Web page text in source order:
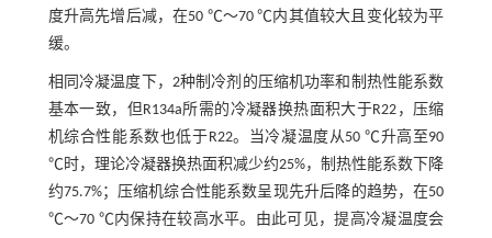
度升高先增后减，在50 ℃～70 ℃内其值较大且变化较为平
缓。
相同冷凝温度下，2种制冷剂的压缩机功率和制热性能系数
基本一致，但R134a所需的冷凝器换热面积大于R22，压缩
机综合性能系数也低于R22。当冷凝温度从50 ℃升高至90
℃时，理论冷凝器换热面积减少约25%，制热性能系数下降
约75.7%；压缩机综合性能系数呈现先升后降的趋势，在50
℃～70 ℃内保持在较高水平。由此可见，提高冷凝温度会